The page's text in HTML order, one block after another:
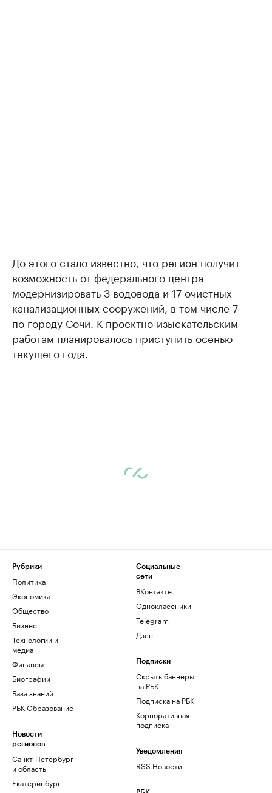
До этого стало известно, что регион получит
возможность от федерального центра
модернизировать 3 водовода и 17 очистных
канализационных сооружений, в том числе 7 —
по городу Сочи. К проектно-изыскательским
работам планировалось приступитьосенью
текущего года.
Рубрики
Политика
Экономика
Общество
Бизнес
Технологии и
медиа
Финансы
Биографии
База знаний
РБК Образование
Новости
регионов
Санкт-Петербург
и область
Екатеринбург
Социальные
сети
ВКонтакте
Одноклассники
Telegram
Дзен
Подписки
Скрыть баннеры
на РБК
Подписка на РБК
Корпоративная
подписка
Уведомления
RSS Новости